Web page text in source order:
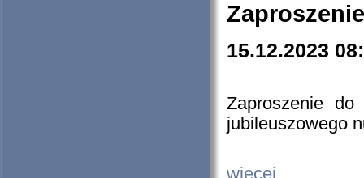
15.12.2023
Zaproszenie do
jubileuszowego
więcej...